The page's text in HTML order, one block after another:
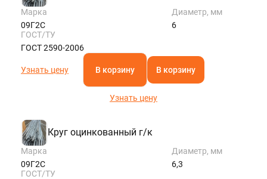
Марка
09Г2С
Диаметр, мм
6
ГОСТ/ТУ
ГОСТ 2590-2006
Узнать цену В корзину В корзину
Узнать цену
Круг оцинкованный г/к
Марка
09Г2С
Диаметр, мм
6,3
ГОСТ/ТУ